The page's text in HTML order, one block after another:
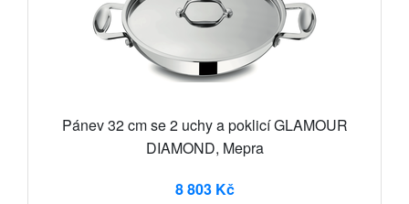
Pánev 32 cm se 2 uchy a poklicí GLAMOUR
DIAMOND, Mepra
8 803 Kč